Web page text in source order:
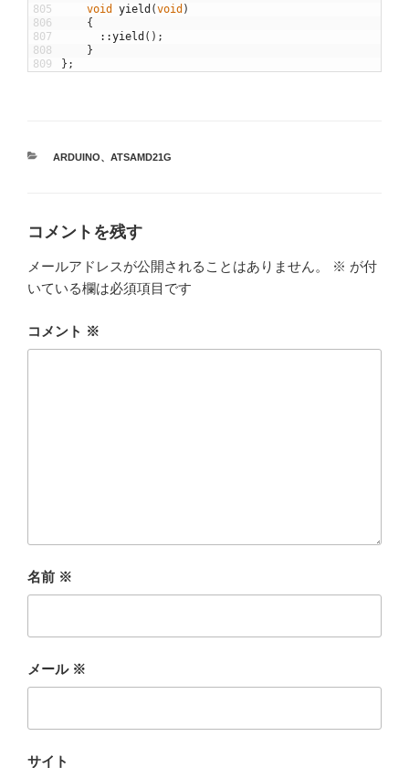
805
806
807
808
809
void yield (void )
{
::yield ( ) ;
}
} ;
カ
ARDUINO、 ATSAMD21G
コメントを残す
メールアドレスが公開されることはありません。 ※ が付
いている欄は必須項目です
コメント ※
名前 ※
メール ※
サイト